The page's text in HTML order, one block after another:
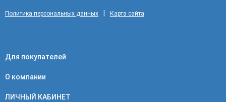
Политика персональных данных Карта сайта
Для покупателей
О компании
ЛИЧНЫЙ КАБИНЕТ